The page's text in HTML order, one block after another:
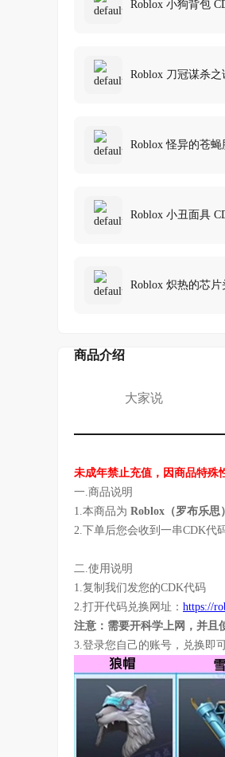
Roblox 小狗背包
Roblox 刀冠谋杀之
Roblox 怪异的苍蝇
Roblox 小丑面具
Roblox 炽热的芯片
商品介绍
大家说
未成年禁止充值，因商品特殊
一.商品说明
1.本商品为 Roblox（罗布乐
2.下单后您会收到一串CDK代
二.使用说明
1.复制我们发您的CDK代码
2.打开代码兑换网址： https://
注意：需要开科学上网，并且
3.登录您自己的账号，兑换即